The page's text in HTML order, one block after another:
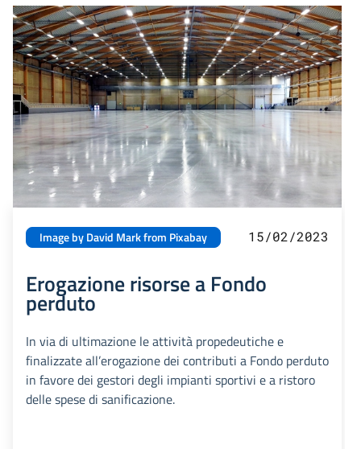
Image by David Mark from Pixabay 15/02/2023
Erogazione risorse a Fondo
perduto
In via di ultimazione le attività propedeutiche e
finalizzate all’erogazione dei contributi a Fondo perduto
in favore dei gestori degli impianti sportivi e a ristoro
delle spese di sanificazione.